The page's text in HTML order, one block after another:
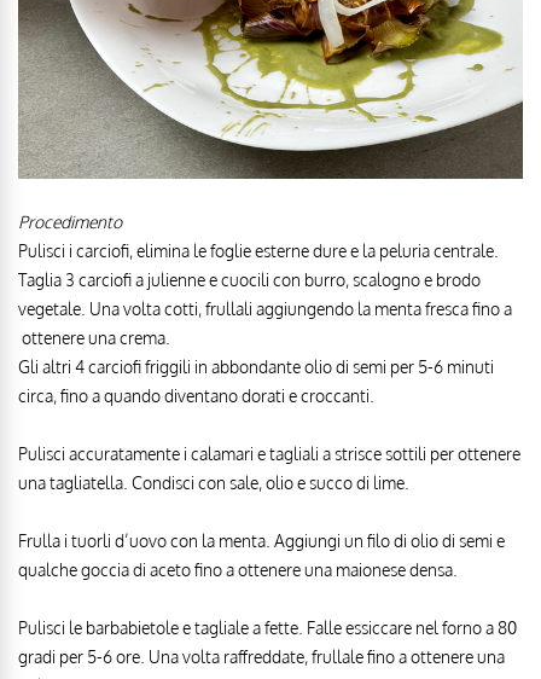
Procedimento
Pulisci i carciofi, elimina le foglie esterne dure e la peluria centrale.
Taglia 3 carciofi a julienne e cuocili con burro, scalogno e brodo
vegetale. Una volta cotti, frullali aggiungendo la menta fresca fino a
ottenere una crema.
Gli altri 4 carciofi friggili in abbondante olio di semi per 5-6 minuti
circa, fino a quando diventano dorati e croccanti.
Pulisci accuratamente i calamari e tagliali a strisce sottili per ottenere
una tagliatella. Condisci con sale, olio e succo di lime.
Frulla i tuorli d’uovo con la menta. Aggiungi un filo di olio di semi e
qualche goccia di aceto fino a ottenere una maionese densa.
Pulisci le barbabietole e tagliale a fette. Falle essiccare nel forno a 80
gradi per 5-6 ore. Una volta raffreddate, frullale fino a ottenere una